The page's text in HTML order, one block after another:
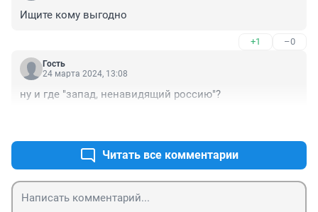
Ищите кому выгодно
+1 –0
Гость
24 марта 2024, 13:08
ну и где "запад, ненавидящий россию"?
Читать все комментарии